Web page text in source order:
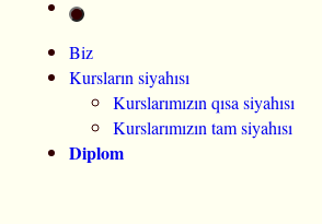
Biz
Kursların siyahısı
Kurslarımızın qısa siyahısı
Kurslarımızın tam siyahısı
Diplom